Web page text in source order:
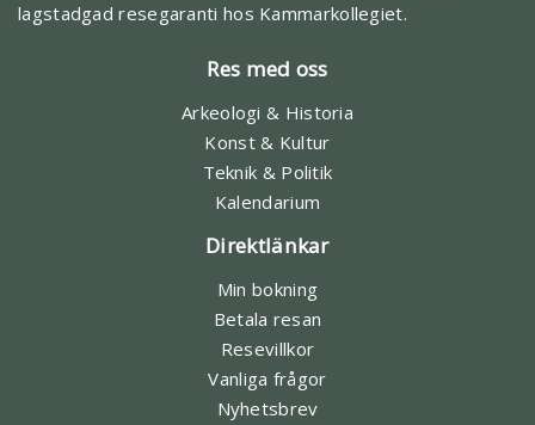
lagstadgad resegaranti hos Kammarkollegiet.
Res med oss
Arkeologi & Historia
Konst & Kultur
Teknik & Politik
Kalendarium
Direktlänkar
Min bokning
Betala resan
Resevillkor
Vanliga frågor
Nyhetsbrev